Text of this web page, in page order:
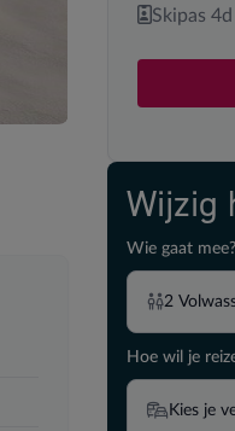
Skipas
Wijzig
Wie gaat
2
Hoe wil je
Kies je